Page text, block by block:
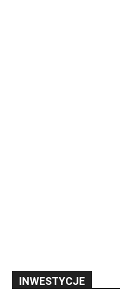
INWESTYCJE